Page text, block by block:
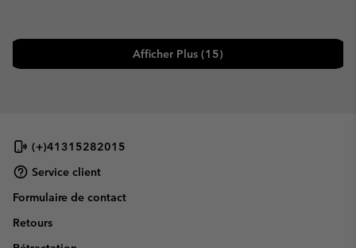
Afficher Plus (15)
(+)41315282015
Service client
Formulaire de contact
Retours